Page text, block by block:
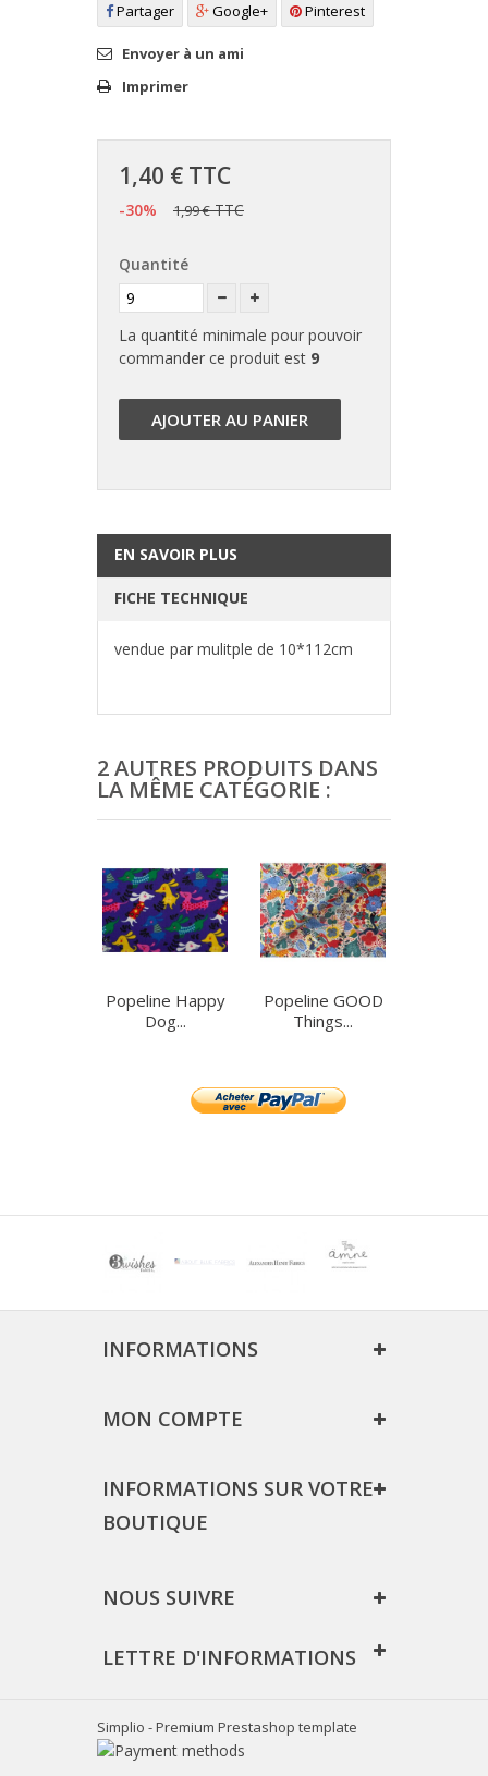
Partager Google+ Pinterest
Envoyer à un ami
Imprimer
1,40 € TTC
-30% 1,99 €TTC
Quantité
La quantité minimale pour pouvoir
commander ce produit est 9
AJOUTER AU PANIER
EN SAVOIR PLUS
FICHE TECHNIQUE
vendue par mulitple de 10*112cm
2 AUTRES PRODUITS DANS
LA MÊME CATÉGORIE :
Popeline Happy
Dog...
Popeline GOOD
Things...
INFORMATIONS
MON COMPTE
INFORMATIONS SUR VOTRE
BOUTIQUE
NOUS SUIVRE
LETTRE D'INFORMATIONS
Simplio - Premium Prestashop template